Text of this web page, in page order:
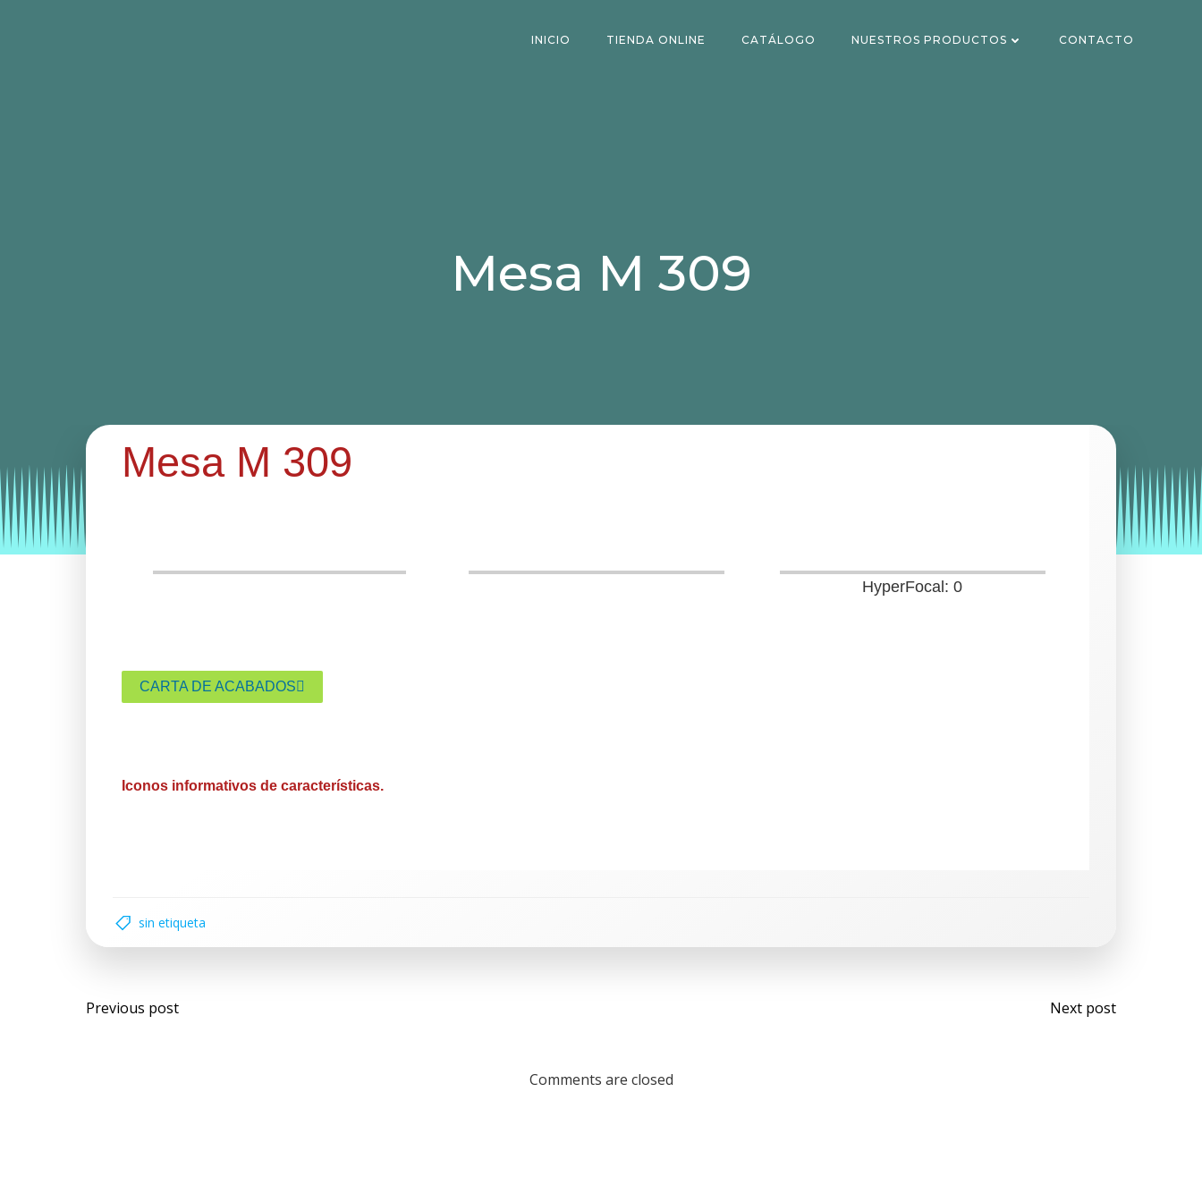
INICIO TIENDA ONLINE CATÁLOGO NUESTROS PRODUCTOS CONTACTO
Mesa M 309
Categories: mesas mesas hosteleria
Mesa M 309
HyperFocal: 0
CARTA DE ACABADOS
Iconos informativos de características.
sin etiqueta
Previous post Next post
Comments are closed